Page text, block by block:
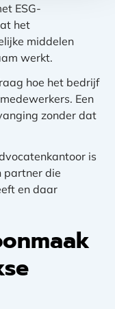
ESG-
het
middelen
werkt.
hoe het bedrijf
Een
zonder dat
is
partner die
en daar